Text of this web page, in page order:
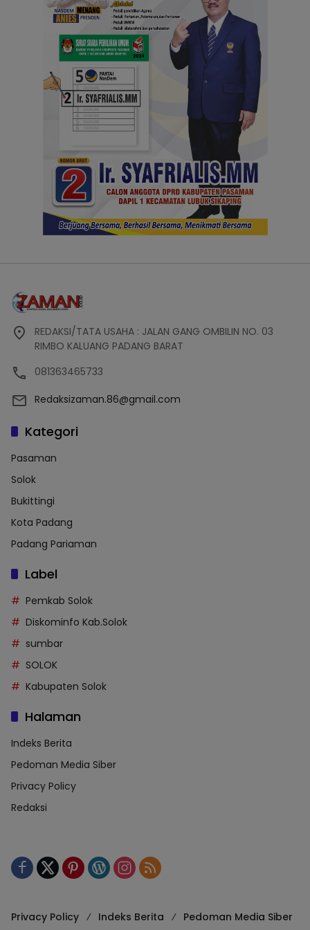
REDAKSI/TATA USAHA : JALAN GANG OMBILIN NO. 03
RIMBO KALUANG PADANG BARAT
081363465733
Redaksizaman.86@gmail.com
Kategori
Pasaman
Solok
Bukittingi
Kota Padang
Padang Pariaman
Label
Pemkab Solok
Diskominfo Kab.Solok
sumbar
SOLOK
Kabupaten Solok
Halaman
Indeks Berita
Pedoman Media Siber
Privacy Policy
Redaksi
Privacy Policy Indeks Berita Pedoman Media Siber